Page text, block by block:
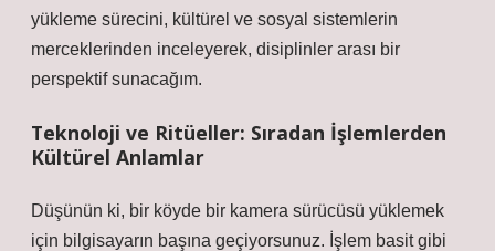
yükleme sürecini, kültürel ve sosyal sistemlerin
merceklerinden inceleyerek, disiplinler arası bir
perspektif sunacağım.
Teknoloji ve Ritüeller: Sıradan İşlemlerden
Kültürel Anlamlar
Düşünün ki, bir köyde bir kamera sürücüsü yüklemek
için bilgisayarın başına geçiyorsunuz. İşlem basit gibi